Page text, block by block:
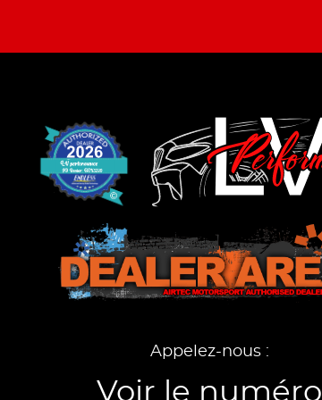
Appelez-nous :
Voir le numéro